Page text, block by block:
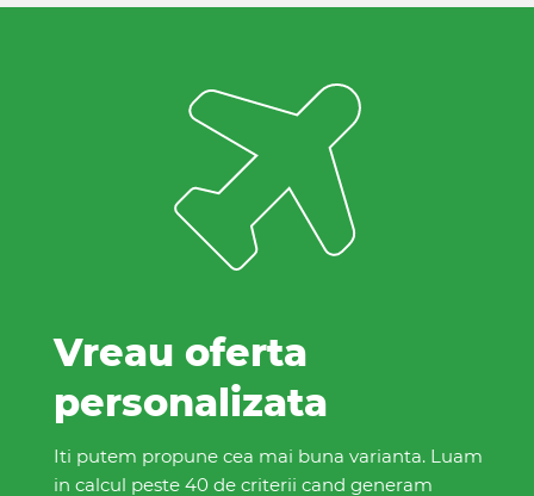
Vreau oferta
personalizata
Iti putem propune cea mai buna varianta. Luam
in calcul peste 40 de criterii cand generam